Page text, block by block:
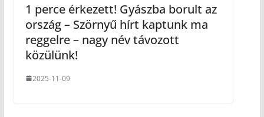
1 perce érkezett! Gyászba borult az
ország – Szörnyű hírt kaptunk ma
reggelre – nagy név távozott
közülünk!
2025-11-09